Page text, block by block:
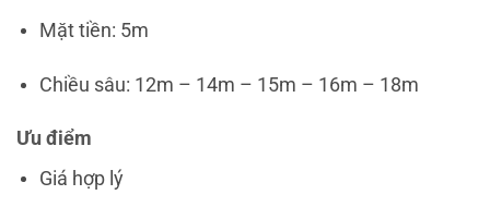
Mặt tiền: 5m
Chiều sâu: 12m – 14m – 15m – 16m – 18m
Ưu điểm
Giá hợp lý